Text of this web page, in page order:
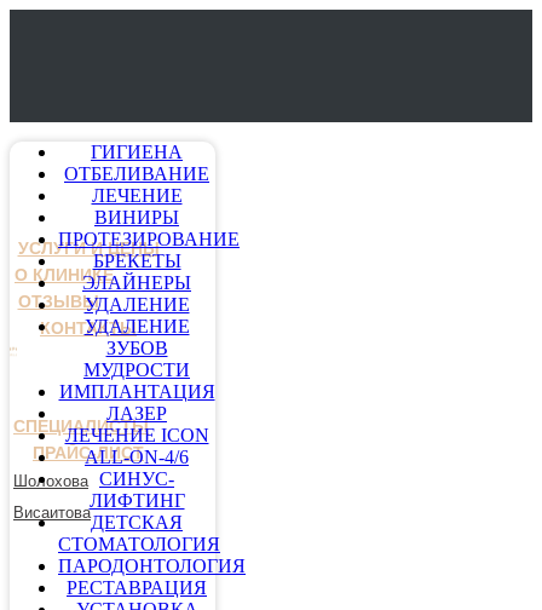
УСЛУГИ И ЦЕНЫ
О КЛИНИКЕ
ОТЗЫВЫ
КОНТАКТЫ
СПЕЦИАЛИСТЫ
ПРАЙС-ЛИСТ
Шолохова
Висаитова
ГИГИЕНА
ОТБЕЛИВАНИЕ
ЛЕЧЕНИЕ
ВИНИРЫ
ПРОТЕЗИРОВАНИЕ
БРЕКЕТЫ
ЭЛАЙНЕРЫ
УДАЛЕНИЕ
УДАЛЕНИЕ
ЗУБОВ
МУДРОСТИ
ИМПЛАНТАЦИЯ
ЛАЗЕР
ЛЕЧЕНИЕ ICON
ALL-ON-4/6
СИНУС-
ЛИФТИНГ
ДЕТСКАЯ
СТОМАТОЛОГИЯ
ПАРОДОНТОЛОГИЯ
РЕСТАВРАЦИЯ